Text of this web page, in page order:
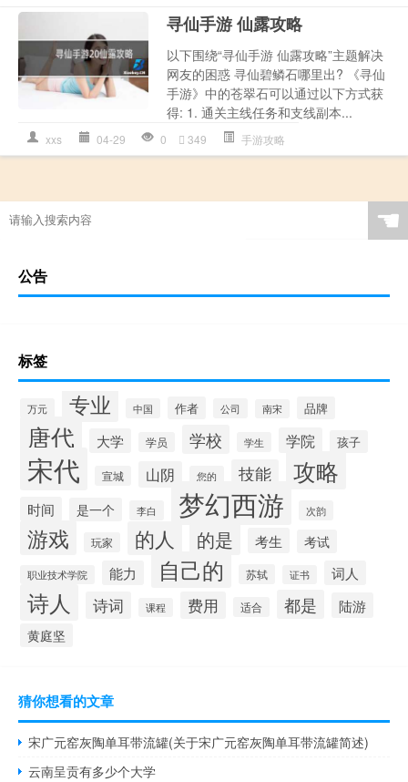
寻仙手游 仙露攻略
以下围绕“寻仙手游 仙露攻略”主题解决
网友的困惑 寻仙碧鳞石哪里出? 《寻仙
手游》中的苍翠石可以通过以下方式获
得: 1. 通关主线任务和支线副本...
xxs 04-29 0 349 手游攻略
☚
公告
标签
万元 专业 中国 作者 公司 南宋 品牌
唐代 大学 学员 学校 学生 学院 孩子
宋代 宣城 山阴 您的 技能 攻略
时间 是一个 李白 梦幻西游 次韵
游戏 玩家 的人 的是 考生 考试
职业技术学院 能力 自己的 苏轼 证书 词人
诗人 诗词 课程 费用 适合 都是 陆游
黄庭坚
猜你想看的文章
宋广元窑灰陶单耳带流罐(关于宋广元窑灰陶单耳带流罐简述)
云南呈贡有多少个大学